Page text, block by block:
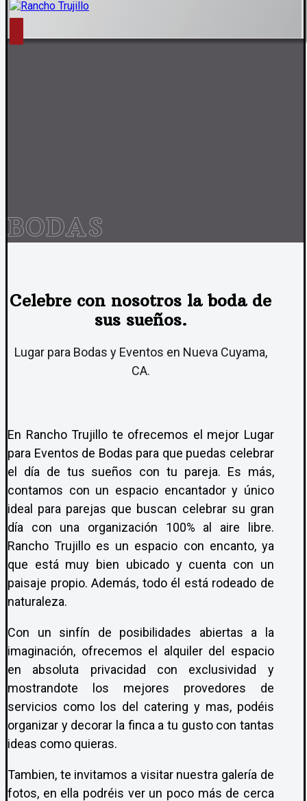
BODAS
Celebre con nosotros la boda de
sus sueños.
Lugar para Bodas y Eventos en Nueva Cuyama,
CA.
En Rancho Trujillo te ofrecemos el mejor Lugar
para Eventos de Bodas para que puedas celebrar
el día de tus sueños con tu pareja. Es más,
contamos con un espacio encantador y único
ideal para parejas que buscan celebrar su gran
día con una organización 100% al aire libre.
Rancho Trujillo es un espacio con encanto, ya
que está muy bien ubicado y cuenta con un
paisaje propio. Además, todo él está rodeado de
naturaleza.
Con un sinfín de posibilidades abiertas a la
imaginación, ofrecemos el alquiler del espacio
en absoluta privacidad con exclusividad y
mostrandote los mejores provedores de
servicios como los del catering y mas, podéis
organizar y decorar la finca a tu gusto con tantas
ideas como quieras.
Tambien, te invitamos a visitar nuestra galería de
fotos, en ella podréis ver un poco más de cerca